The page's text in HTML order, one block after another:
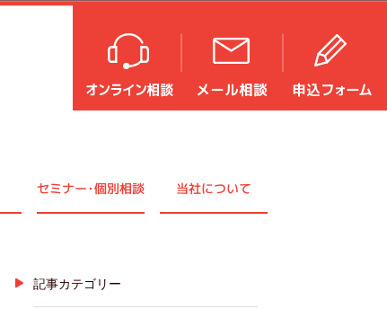
セミナー・個別相談 当社について
記事カテゴリー